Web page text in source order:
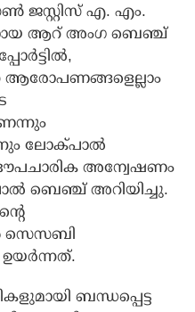
ജസ്റ്റിസ് എ. എം.
ആറ് അംഗ ബെഞ്ച്
ആരോപണങ്ങളെല്ലാം
ലോക്പാല്‍
ഔപചാരിക അന്വേഷണം
ബെഞ്ച് അറിയിച്ചു.
സെസബി
ഉയര്‍ന്നത്.
ബന്ധപ്പെട്ട